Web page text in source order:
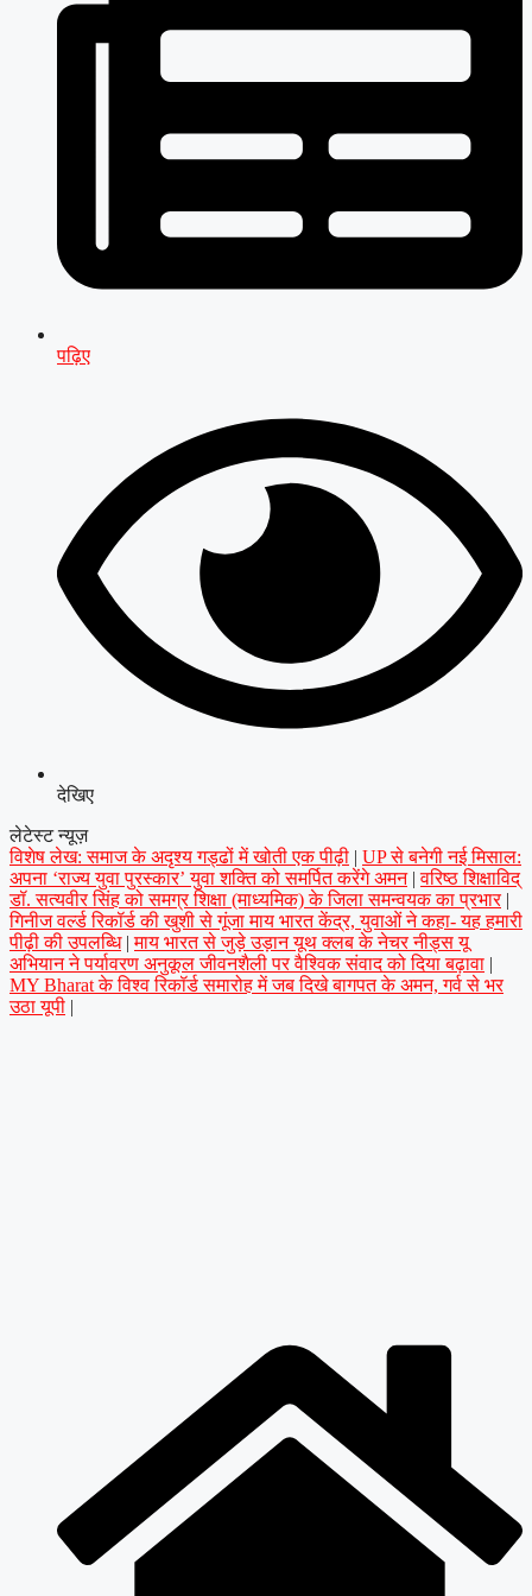
पढ़िए
देखिए
लेटेस्ट न्यूज़
विशेष लेख: समाज के अदृश्य गड्ढों में खोती एक पीढ़ी | UP से बनेगी नई मिसाल:
अपना ‘राज्य युवा पुरस्कार’ युवा शक्ति को समर्पित करेंगे अमन | वरिष्ठ शिक्षाविद्
डॉ. सत्यवीर सिंह को समग्र शिक्षा (माध्यमिक) के जिला समन्वयक का प्रभार |
गिनीज वर्ल्ड रिकॉर्ड की खुशी से गूंजा माय भारत केंद्र, युवाओं ने कहा- यह हमारी
पीढ़ी की उपलब्धि | माय भारत से जुड़े उड़ान यूथ क्लब के नेचर नीड्स यू
अभियान ने पर्यावरण अनुकूल जीवनशैली पर वैश्विक संवाद को दिया बढ़ावा |
MY Bharat के विश्व रिकॉर्ड समारोह में जब दिखे बागपत के अमन, गर्व से भर
उठा यूपी |